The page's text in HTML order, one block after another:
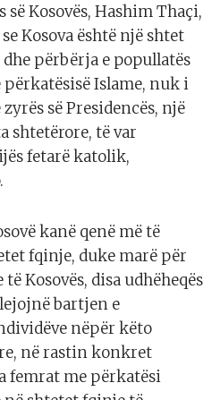
Kosovës, Hashim Thaçi,
Kosova është një shtet
përbërja e popullatës
përkatësisë Islame, nuk i
së Presidencës, një
shtetërore, të var
fetarë katolik,
kanë qenë më të
fqinje, duke marë për
Kosovës, disa udhëheqës
bartjen e
nëpër këto
në rastin konkret
femrat me përkatësi